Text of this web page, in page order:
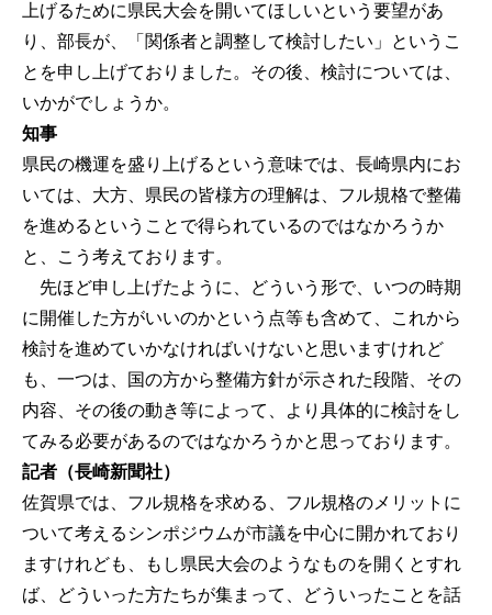
上げるために県民大会を開いてほしいという要望があ
り、部長が、「関係者と調整して検討したい」というこ
とを申し上げておりました。その後、検討については、
いかがでしょうか。
知事
県民の機運を盛り上げるという意味では、長崎県内にお
いては、大方、県民の皆様方の理解は、フル規格で整備
を進めるということで得られているのではなかろうか
と、こう考えております。
先ほど申し上げたように、どういう形で、いつの時期
に開催した方がいいのかという点等も含めて、これから
検討を進めていかなければいけないと思いますけれど
も、一つは、国の方から整備方針が示された段階、その
内容、その後の動き等によって、より具体的に検討をし
てみる必要があるのではなかろうかと思っております。
記者（長崎新聞社）
佐賀県では、フル規格を求める、フル規格のメリットに
ついて考えるシンポジウムが市議を中心に開かれており
ますけれども、もし県民大会のようなものを開くとすれ
ば、どういった方たちが集まって、どういったことを話